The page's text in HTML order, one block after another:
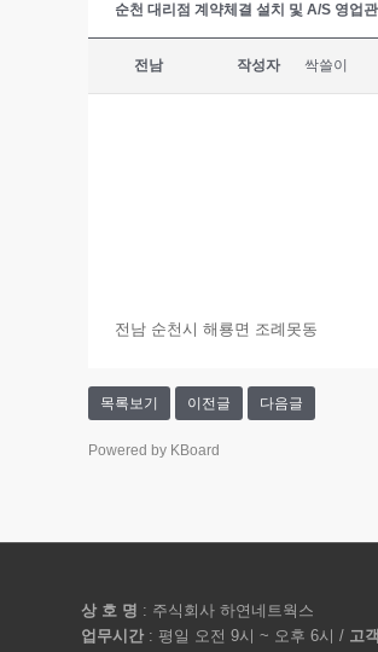
순천 대리점 계약체결 설치 및 A/S 영업관
전남 작성자 싹쓸이
전남 순천시 해룡면 조례못동
목록보기 이전글 다음글
Powered by KBoard
상 호 명 : 주식회사 하연네트웍스
업무시간 : 평일 오전 9시 ~ 오후 6시 / 고